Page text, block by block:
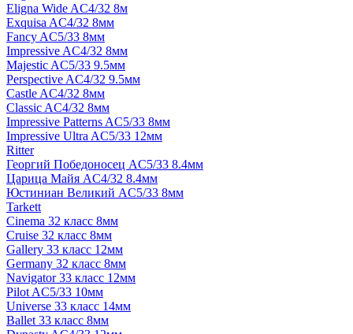
Eligna Wide AC4/32 8м
Exquisa AC4/32 8мм
Fancy AC5/33 8мм
Impressive AC4/32 8мм
Majestic AC5/33 9.5мм
Perspective AC4/32 9.5мм
Castle AC4/32 8мм
Classic AC4/32 8мм
Impressive Patterns AC5/33 8мм
Impressive Ultra AC5/33 12мм
Ritter
Георгий Победоносец AC5/33 8.4мм
Царица Майя AC4/32 8.4мм
Юстиниан Великий AC5/33 8мм
Tarkett
Cinema 32 класс 8мм
Cruise 32 класс 8мм
Gallery 33 класс 12мм
Germany 32 класс 8мм
Navigator 33 класс 12мм
Pilot AC5/33 10мм
Universe 33 класс 14мм
Ballet 33 класс 8мм